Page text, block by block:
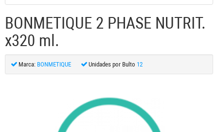
BONMETIQUE 2 PHASE NUTRIT.
x320 ml.
Marca: BONMETIQUE Unidades por Bulto 12